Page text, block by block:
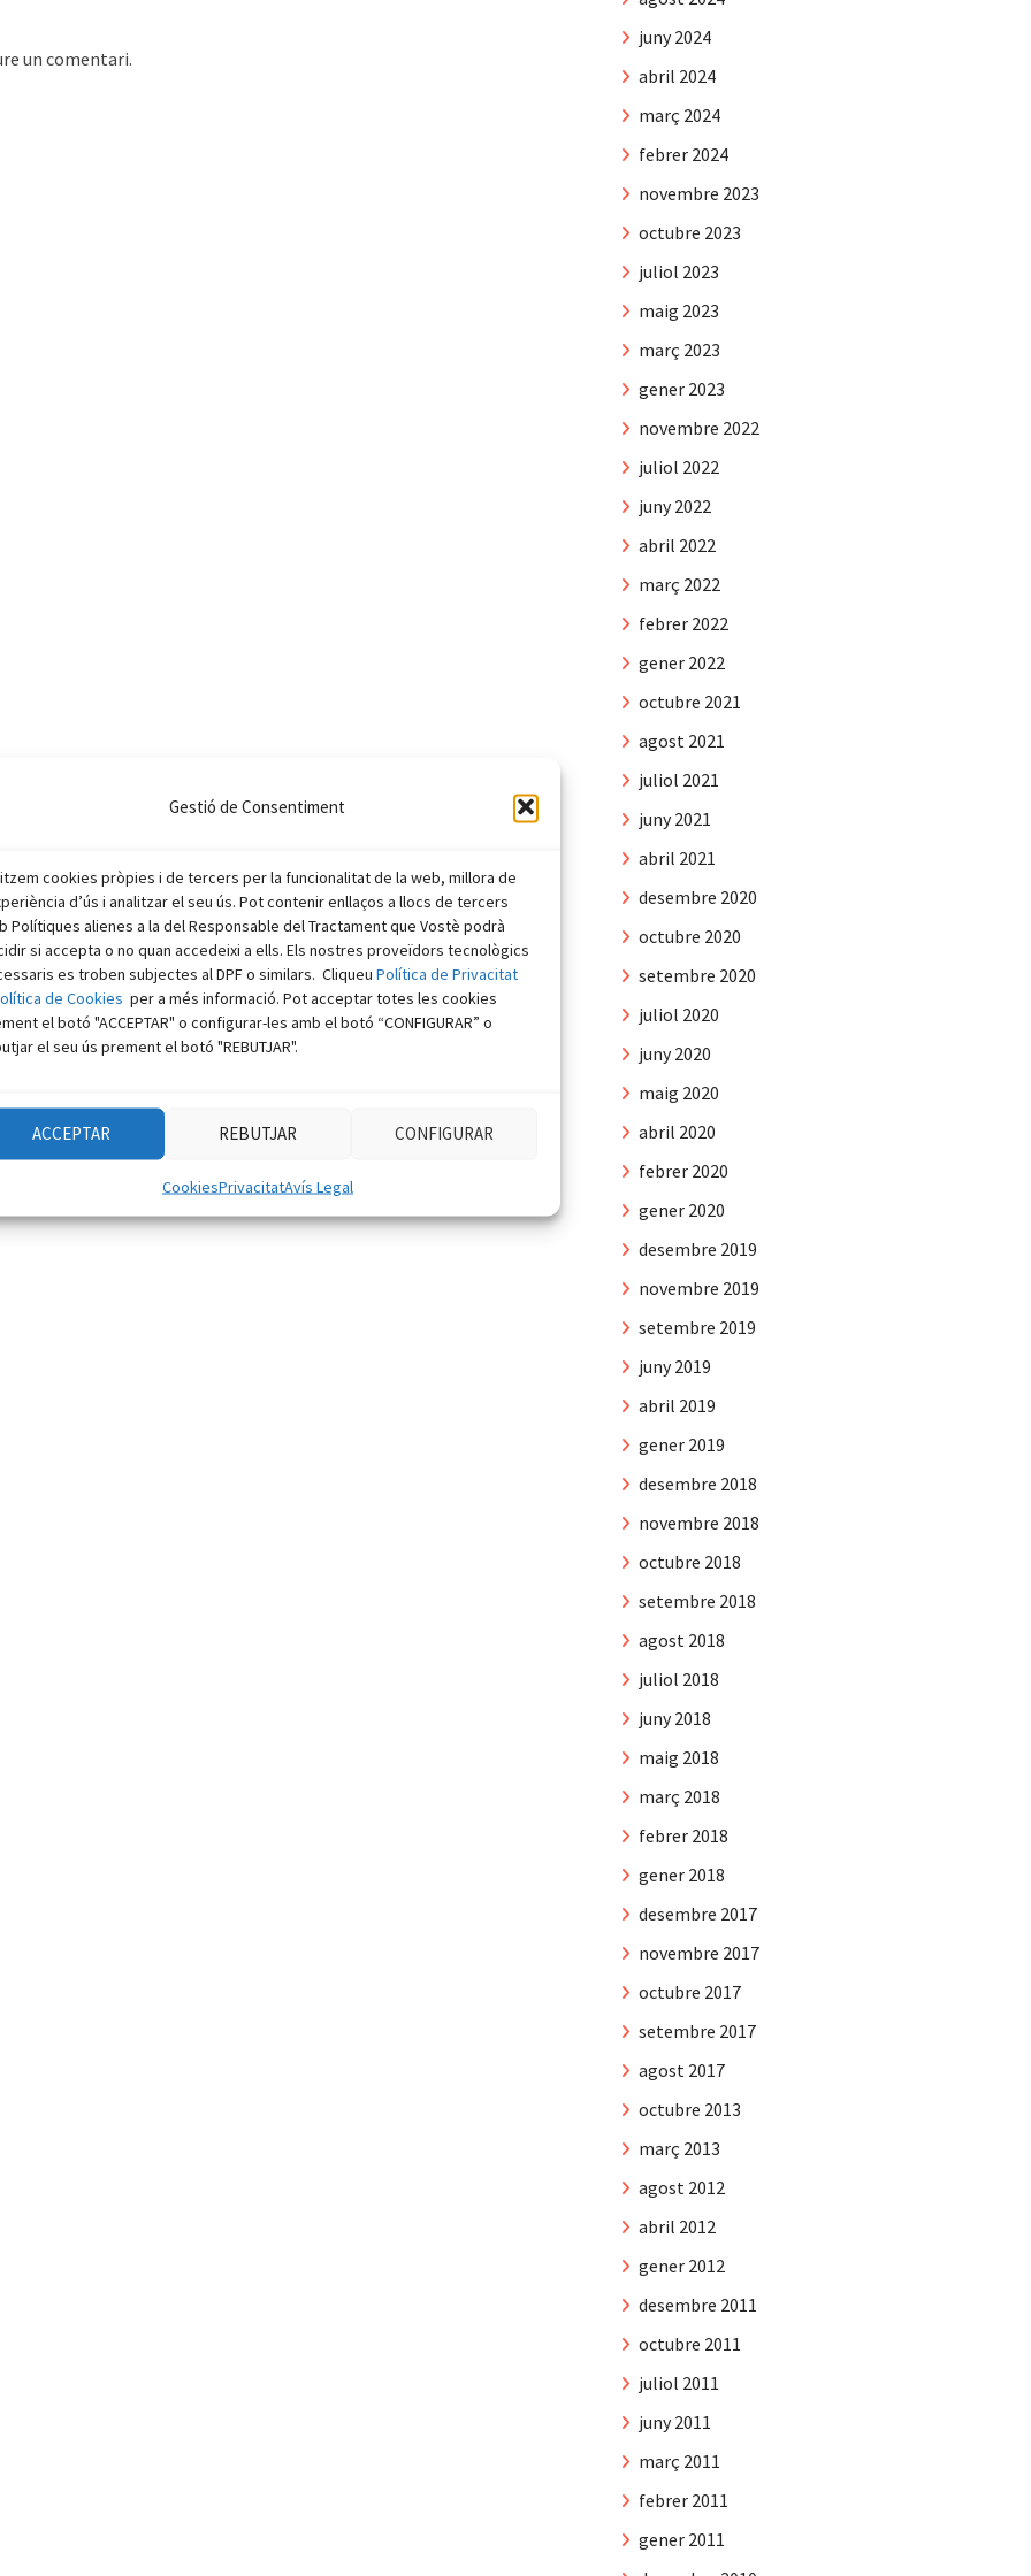
Gestió de Consentiment
cookies pròpies i de tercers per la funcionalitat de la web, millora de
d’ús i analitzar el seu ús. Pot contenir enllaços a llocs de tercers
Polítiques alienes a la del Responsable del Tractament que Vostè podrà
si accepta o no quan accedeixi a ells. Els nostres proveïdors tecnològics
es troben subjectes al DPF o similars. Cliqueu Política de Privacitat
de Cookies per a més informació. Pot acceptar totes les cookies
el botó "ACCEPTAR" o configurar-les amb el botó “CONFIGURAR” o
el seu ús prement el botó "REBUTJAR".
ACCEPTAR REBUTJAR CONFIGURAR
CookiesPrivacitatAvís Legal
un comentari.
juny 2024
abril 2024
març 2024
febrer 2024
novembre 2023
octubre 2023
juliol 2023
maig 2023
març 2023
gener 2023
novembre 2022
juliol 2022
juny 2022
abril 2022
març 2022
febrer 2022
gener 2022
octubre 2021
agost 2021
juliol 2021
juny 2021
abril 2021
desembre 2020
octubre 2020
setembre 2020
juliol 2020
juny 2020
maig 2020
abril 2020
febrer 2020
gener 2020
desembre 2019
novembre 2019
setembre 2019
juny 2019
abril 2019
gener 2019
desembre 2018
novembre 2018
octubre 2018
setembre 2018
agost 2018
juliol 2018
juny 2018
maig 2018
març 2018
febrer 2018
gener 2018
desembre 2017
novembre 2017
octubre 2017
setembre 2017
agost 2017
octubre 2013
març 2013
agost 2012
abril 2012
gener 2012
desembre 2011
octubre 2011
juliol 2011
juny 2011
març 2011
febrer 2011
gener 2011